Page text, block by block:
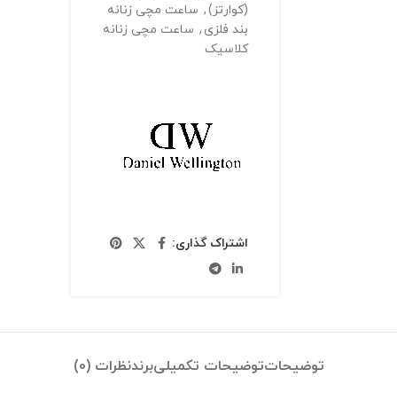
(کوارتز), ساعت مچی زنانه
بند فلزی , ساعت مچی زنانه
کلاسیک
اشتراک گذاری:
توضیحاتتوضیحات تکمیلیبرندنظرات (0)